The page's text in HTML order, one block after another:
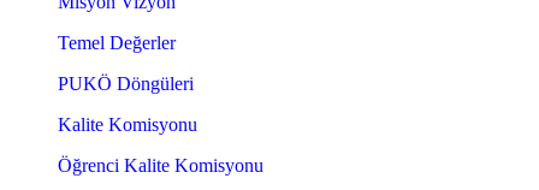
Temel Değerler
PUKÖ Döngüleri
Kalite Komisyonu
Öğrenci Kalite Komisyonu